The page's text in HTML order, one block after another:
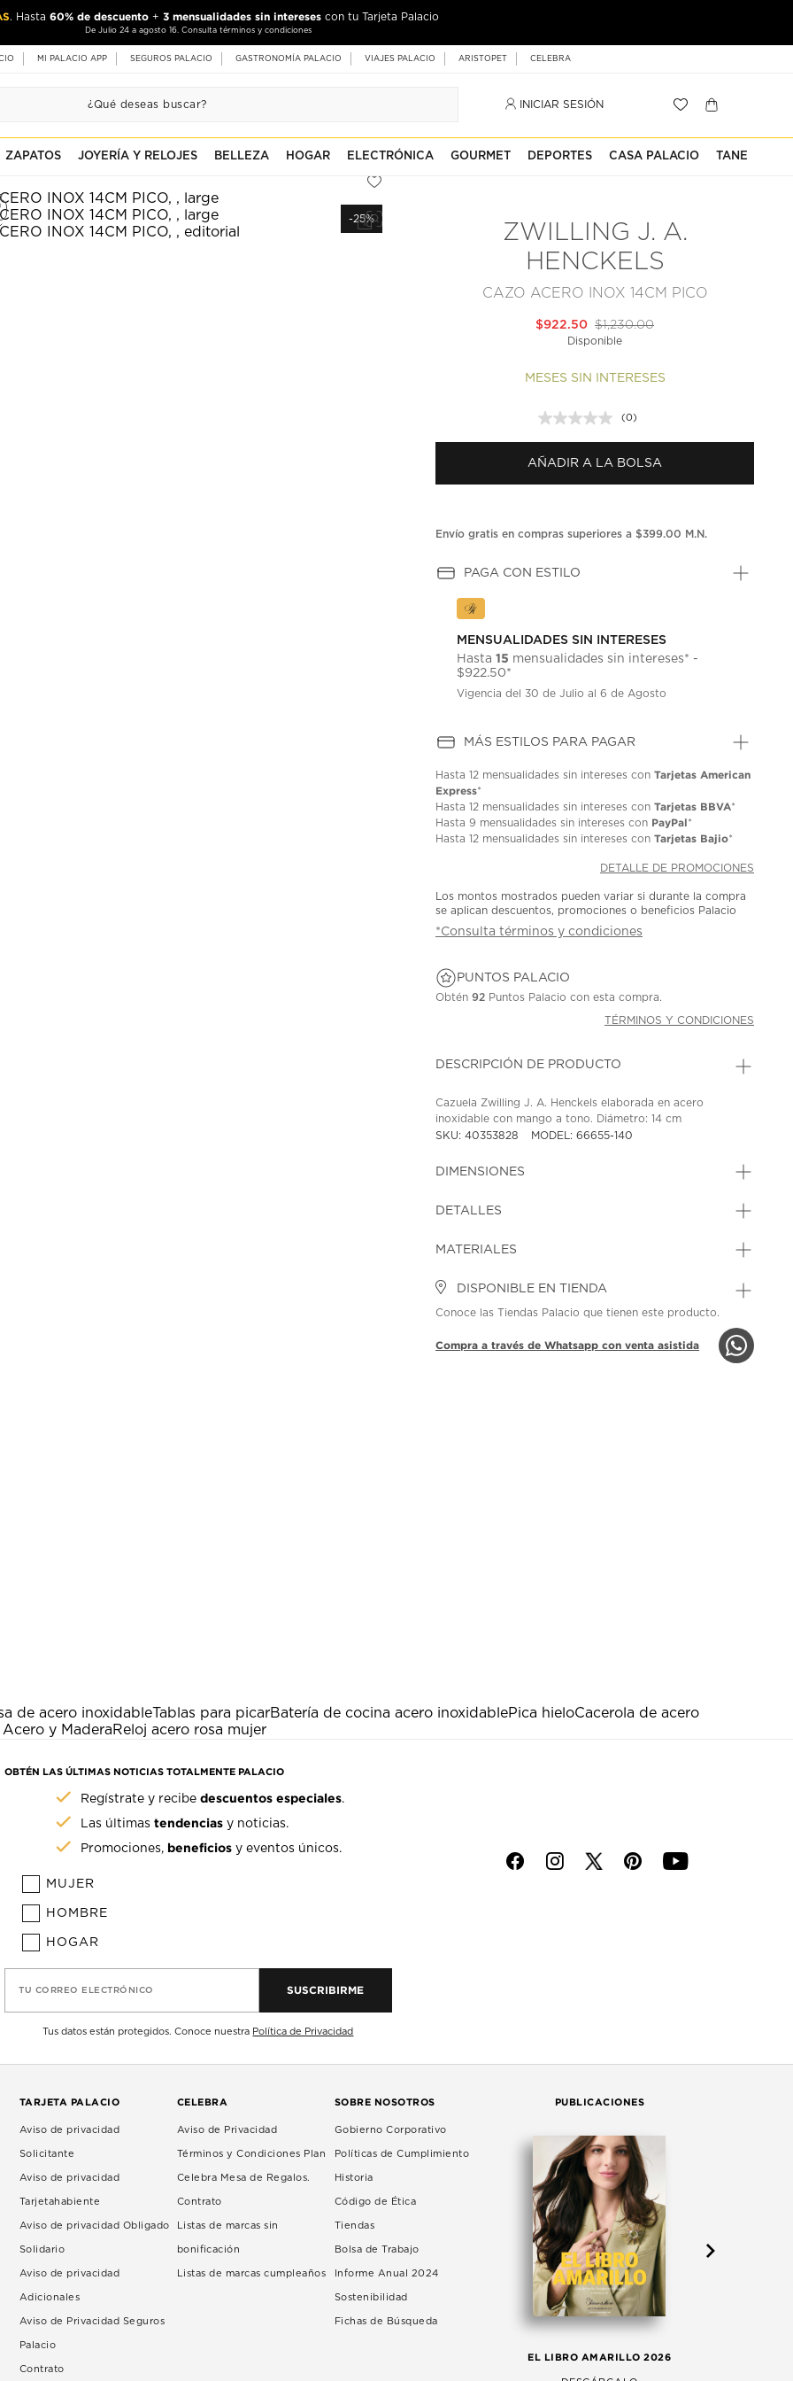
. Hasta 60% de descuento + 3 mensualidades sin intereses con tu Tarjeta Palacio
De Julio 24 a agosto 16. Consulta términos y condiciones
MI PALACIO APP SEGUROS PALACIO GASTRONOMÍA PALACIO VIAJES PALACIO ARISTOPET CELEBRA
INICIAR SESIÓN
ZAPATOS JOYERÍA Y RELOJES BELLEZA HOGAR ELECTRÓNICA GOURMET DEPORTES CASA PALACIO TANE
-25%
ZWILLING J. A.
HENCKELS
CAZO ACERO INOX 14CM PICO
$1,230.00
$922.50
Disponible
MESES SIN INTERESES
Sin
puntuación.
en
la
(0)
AÑADIR A LA BOLSA
Envío gratis en compras superiores a $399.00 M.N.
PAGA CON ESTILO
MENSUALIDADES SIN INTERESES
Hasta15 mensualidades sin intereses* -
$922.50*
Vigencia del 30 de Julio al 6 de Agosto
MÁS ESTILOS PARA PAGAR
Hasta12 mensualidades sin intereses conTarjetas American
Express*
Hasta12 mensualidades sin intereses conTarjetas BBVA*
Hasta9 mensualidades sin intereses con PayPal*
Hasta12 mensualidades sin intereses conTarjetas Bajio*
DETALLE DE PROMOCIONES
Los montos mostrados pueden variar si durante la compra
se aplican descuentos, promociones o beneficios Palacio
*Consulta términos y condiciones
PUNTOS PALACIO
Obtén92 Puntos Palacio con esta compra.
TÉRMINOS Y CONDICIONES
DESCRIPCIÓN DE PRODUCTO
Cazuela Zwilling J. A. Henckels elaborada en acero
inoxidable con mango a tono. Diámetro: 14 cm
SKU: 40353828
MODEL: 66655-140
DIMENSIONES
DETALLES
MATERIALES
DISPONIBLE EN TIENDA
Conoce las Tiendas Palacio que tienen este producto.
Compra a través de Whatsapp con venta asistida
de acero inoxidableTablas para picarBatería de cocina acero inoxidablePica hieloCacerola de acero
y MaderaReloj acero rosa mujer
OBTÉN LAS ÚLTIMAS NOTICIAS TOTALMENTE PALACIO
Regístrate y recibedescuentos especiales.
Las últimastendencias y noticias.
Promociones, beneficios y eventos únicos.
MUJER
HOMBRE
HOGAR
TU CORREO ELECTRÓNICO SUSCRIBIRME
Tus datos están protegidos. Conoce nuestra Política de Privacidad
f i p y
TARJETA PALACIO
Aviso de privacidad
Solicitante
Aviso de privacidad
Tarjetahabiente
Aviso de privacidad Obligado
Solidario
Aviso de privacidad
Adicionales
Aviso de Privacidad Seguros
Palacio
Contrato
CELEBRA
Aviso de Privacidad
Términos y Condiciones Plan
Celebra Mesa de Regalos.
Contrato
Listas de marcas sin
bonificación
Listas de marcas cumpleaños
SOBRE NOSOTROS
Gobierno Corporativo
Políticas de Cumplimiento
Historia
Código de Ética
Tiendas
Bolsa de Trabajo
Informe Anual 2024
Sostenibilidad
Fichas de Búsqueda
PUBLICACIONES
EL LIBRO AMARILLO 2026